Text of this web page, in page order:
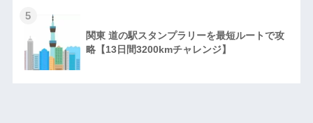
5
関東 道の駅スタンプラリーを最短ルートで攻
略【13日間3200kmチャレンジ】